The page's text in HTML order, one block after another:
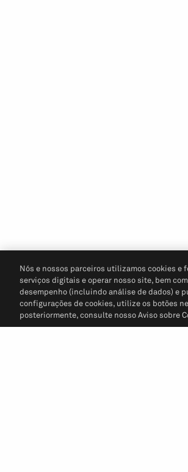
Nós e nossos parceiros utilizamos cookies e
serviços digitais e operar nosso site, bem
desempenho (incluindo análise de dados) e
configurações de cookies, utilize os botões
posteriormente, consulte nosso Aviso sobre